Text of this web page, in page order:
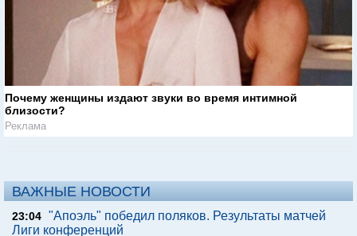
Почему женщины издают звуки во время интимной
близости?
Реклама
ВАЖНЫЕ НОВОСТИ
23:04 "Апоэль" победил поляков. Результаты матчей
Лиги конференций